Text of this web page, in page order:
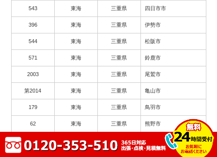
543 東海 三重県 四日市市
396 東海 三重県 伊勢市
544 東海 三重県 松阪市
571 東海 三重県 鈴鹿市
2003 東海 三重県 尾鷲市
第2014 東海 三重県 亀山市
179 東海 三重県 鳥羽市
62 東海 三重県 熊野市
385 東海 三重県 伊賀市